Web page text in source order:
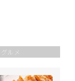
グルメ